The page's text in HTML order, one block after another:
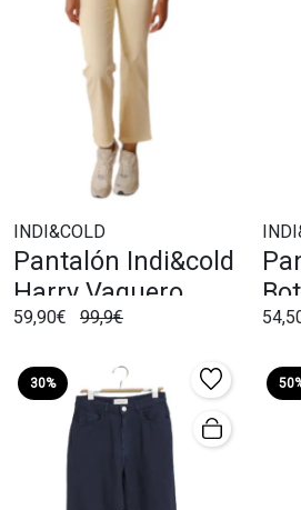
INDI&COLD
Pantalón Indi&cold
Harry Vaquero
Amarillo
59,90€ 99,9€
30%